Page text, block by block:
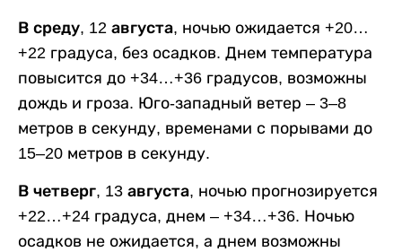
В среду, 12 августа, ночью ожидается +20…
+22 градуса, без осадков. Днем температура
повысится до +34…+36 градусов, возможны
дождь и гроза. Юго-западный ветер – 3–8
метров в секунду, временами с порывами до
15–20 метров в секунду.
В четверг, 13 августа, ночью прогнозируется
+22…+24 градуса, днем – +34…+36. Ночью
осадков не ожидается, а днем возможны